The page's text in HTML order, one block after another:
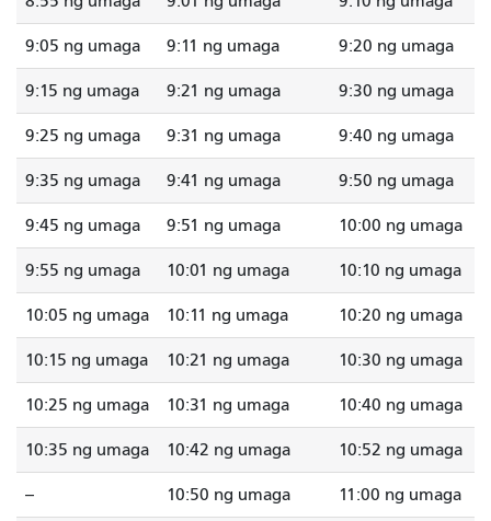
9:05 ng umaga 9:11 ng umaga 9:20 ng umaga
9:15 ng umaga 9:21 ng umaga 9:30 ng umaga
9:25 ng umaga 9:31 ng umaga 9:40 ng umaga
9:35 ng umaga 9:41 ng umaga 9:50 ng umaga
9:45 ng umaga 9:51 ng umaga 10:00 ng umaga
9:55 ng umaga 10:01 ng umaga 10:10 ng umaga
10:05 ng umaga 10:11 ng umaga 10:20 ng umaga
10:15 ng umaga 10:21 ng umaga 10:30 ng umaga
10:25 ng umaga 10:31 ng umaga 10:40 ng umaga
10:35 ng umaga 10:42 ng umaga 10:52 ng umaga
-- 10:50 ng umaga 11:00 ng umaga